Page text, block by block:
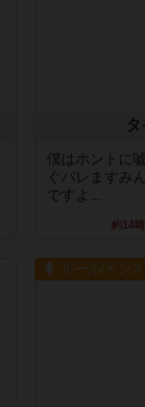
僕はホントに
ぐバレますみ
ですよ...
約14
ルール/インス